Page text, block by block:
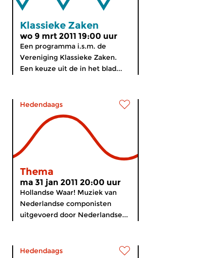
Klassieke Zaken
wo 9 mrt 2011 19:00 uur
Een programma i.s.m. de
Vereniging Klassieke Zaken.
Een keuze uit de in het blad...
Hedendaags
Thema
ma 31 jan 2011 20:00 uur
Hollandse Waar! Muziek van
Nederlandse componisten
uitgevoerd door Nederlandse...
Hedendaags